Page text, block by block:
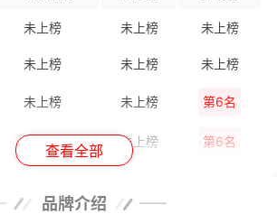
未上榜 未上榜 未上榜
未上榜 未上榜 未上榜
未上榜 未上榜 第6名
未上榜 未上榜 第6名
查看全部
品牌介绍